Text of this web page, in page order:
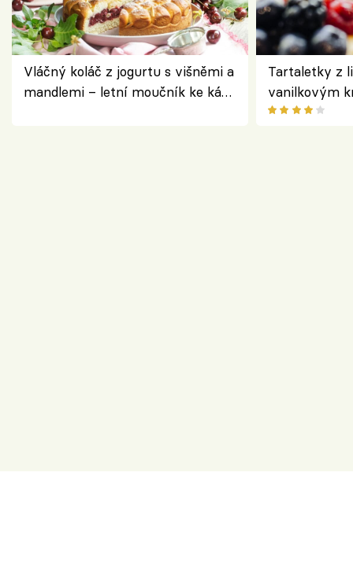
Vláčný koláč z jogurtu s višněmi a
mandlemi – letní moučník ke kávě
Tartaletky z
vanilkovým
ovocem